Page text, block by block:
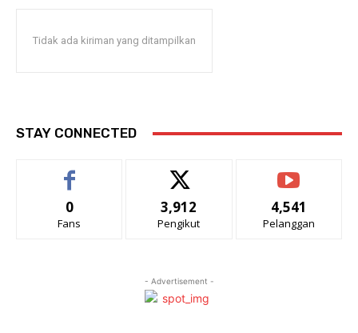
Tidak ada kiriman yang ditampilkan
STAY CONNECTED
0
Fans
3,912
Pengikut
4,541
Pelanggan
- Advertisement -